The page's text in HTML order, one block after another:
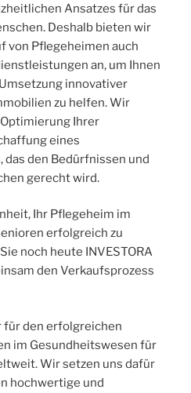
Ansatzes für das
Deshalb bieten wir
von Pflegeheimen auch
an, um Ihnen
innovativer
zu helfen. Wir
Ihrer
eines
den Bedürfnissen und
gerecht wird.
Ihr Pflegeheim im
erfolgreich zu
noch heute INVESTORA
den Verkaufsprozess
für den erfolgreichen
im Gesundheitswesen für
Wir setzen uns dafür
hochwertige und